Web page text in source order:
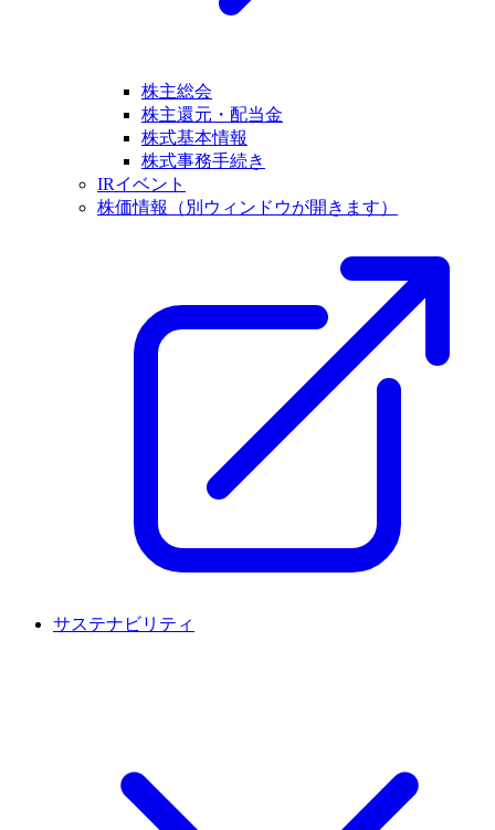
株主総会
株主還元・配当金
株式基本情報
株式事務手続き
IRイベント
株価情報
（別ウィンドウが開きます）
サステナビリティ